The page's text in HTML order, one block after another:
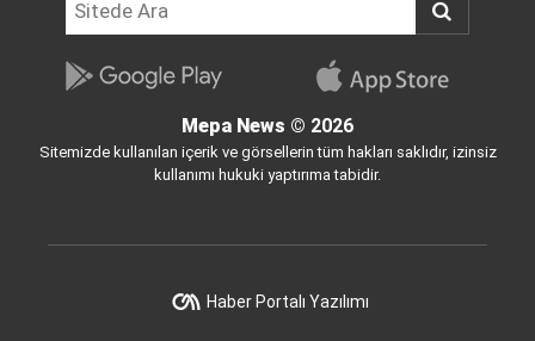
Mepa News © 2026
Sitemizde kullanılan içerik ve görsellerin tüm hakları saklıdır, izinsiz
kullanımı hukuki yaptırıma tabidir.
Haber Portalı Yazılımı